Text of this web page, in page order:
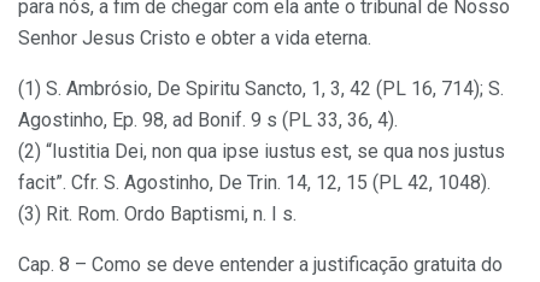
para nós, a fim de chegar com ela ante o tribunal de Nosso
Senhor Jesus Cristo e obter a vida eterna.
(1) S. Ambrósio, De Spiritu Sancto, 1, 3, 42 (PL 16, 714); S.
Agostinho, Ep. 98, ad Bonif. 9 s (PL 33, 36, 4).
(2) “Iustitia Dei, non qua ipse iustus est, se qua nos justus
facit”. Cfr. S. Agostinho, De Trin. 14, 12, 15 (PL 42, 1048).
(3) Rit. Rom. Ordo Baptismi, n. I s.
Cap. 8 – Como se deve entender a justificação gratuita do